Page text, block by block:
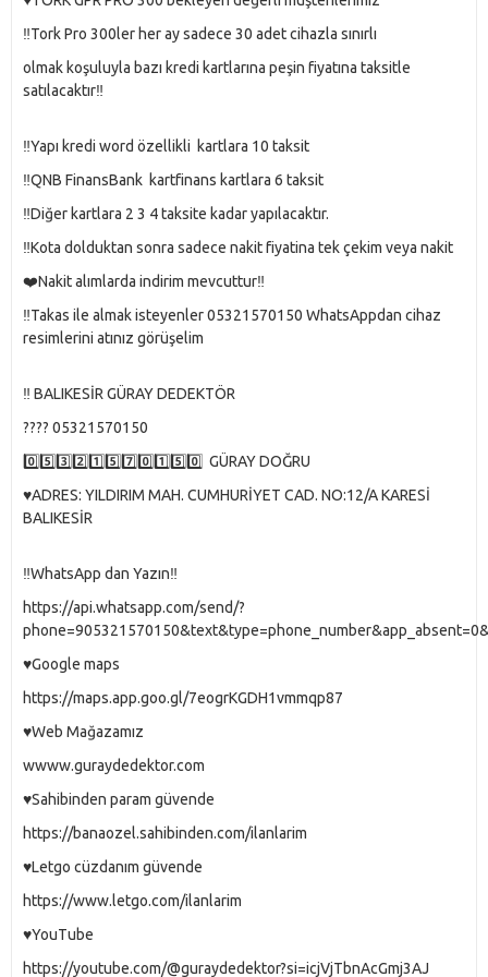
‼️Tork Pro 300ler her ay sadece 30 adet cihazla sınırlı
olmak koşuluyla bazı kredi kartlarına peşin fiyatına taksitle
satılacaktır‼️
‼️Yapı kredi word özellikli kartlara 10 taksit
‼️QNB FinansBank kartfinans kartlara 6 taksit
‼️Diğer kartlara 2 3 4 taksite kadar yapılacaktır.
‼️Kota dolduktan sonra sadece nakit fiyatina tek çekim veya nakit
❤️Nakit alımlarda indirim mevcuttur‼️
‼️Takas ile almak isteyenler 05321570150 WhatsAppdan cihaz
resimlerini atınız görüşelim
‼️ BALIKESİR GÜRAY DEDEKTÖR
???? 05321570150
0️⃣5️⃣3️⃣2️⃣1️⃣5️⃣7️⃣0️⃣1️⃣5️⃣0️⃣ GÜRAY DOĞRU
♥️ADRES: YILDIRIM MAH. CUMHURİYET CAD. NO:12/A KARESİ
BALIKESİR
‼️WhatsApp dan Yazın‼️
https://api.whatsapp.com/send/?
♥️Google maps
https://maps.app.goo.gl/7eogrKGDH1vmmqp87
♥️Web Mağazamız
wwww.guraydedektor.com
♥️Sahibinden param güvende
https://banaozel.sahibinden.com/ilanlarim
♥️Letgo cüzdanım güvende
https://www.letgo.com/ilanlarim
♥️YouTube
https://youtube.com/@guraydedektor?si=icjVjTbnAcGmj3AJ